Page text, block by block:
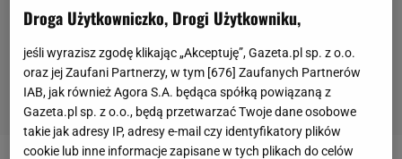
Droga Użytkowniczko, Drogi Użytkowniku,
jeśli wyrazisz zgodę klikając „Akceptuję”, Gazeta.pl sp. z o.o.
oraz jej Zaufani Partnerzy, w tym [676] Zaufanych Partnerów
IAB, jak również Agora S.A. będąca spółką powiązaną z
Gazeta.pl sp. z o.o., będą przetwarzać Twoje dane osobowe
takie jak adresy IP, adresy e-mail czy identyfikatory plików
cookie lub inne informacje zapisane w tych plikach do celów